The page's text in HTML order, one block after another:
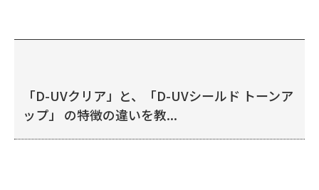
「D-UVクリア」と、「D-UVシールド トーンア
ップ」 の特徴の違いを教...